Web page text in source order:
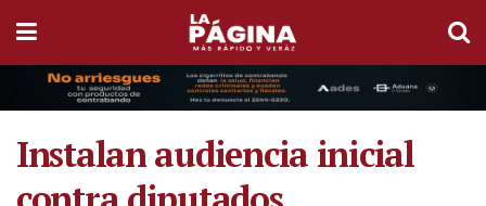
Instalan audiencia inicial